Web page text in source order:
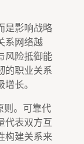
是影响战略
系网络越
风险抵御能
的职业关系
长。
则。可靠代
代表双方互
构建关系来